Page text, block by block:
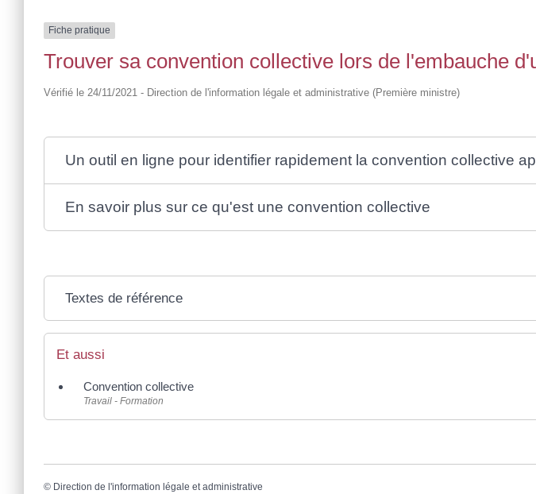
Fiche pratique
Trouver sa convention collective lors de l'embauche
Vérifié le 24/11/2021 - Direction de l'information légale et administrative (Première ministre)
Un outil en ligne pour identifier rapidement la convention collective
En savoir plus sur ce qu'est une convention collective
Textes de référence
Et aussi
Convention collective
Travail - Formation
© Direction de l'information légale et administrative